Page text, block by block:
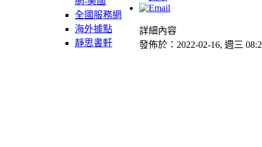
全國服務網
海外據點
靜思書軒
詳細內容
發佈於：2022-02-16, 週三